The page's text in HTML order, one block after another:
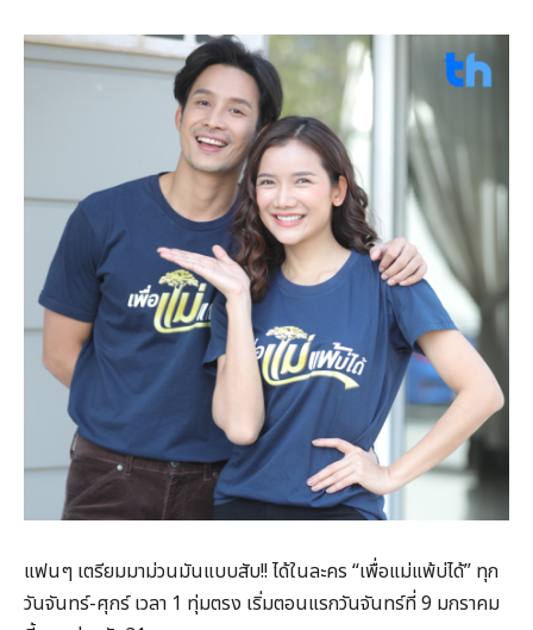
แฟนๆ เตรียมมาม่วนมันแบบสับ!! ได้ในละคร “เพื่อแม่แพ้บ่ได้” ทุก
วันจันทร์-ศุกร์ เวลา 1 ทุ่มตรง เริ่มตอนแรกวันจันทร์ที่ 9 มกราคม